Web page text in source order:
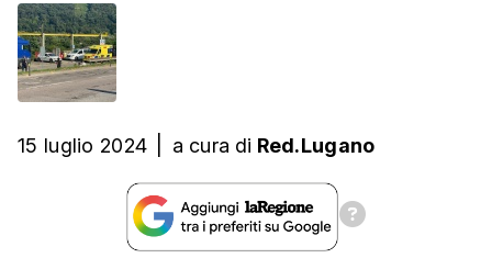
15 luglio 2024 a cura di Red.Lugano